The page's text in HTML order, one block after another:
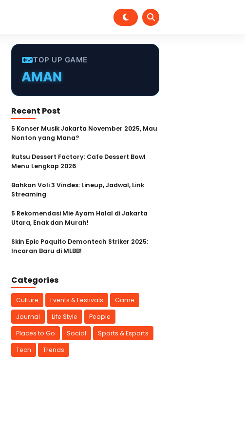
TOP UP GAME
MURAH
TERPERCAYA
INSTANT
CEPAT
AMAN
Recent Post
5 Konser Musik Jakarta November 2025, Mau
Nonton yang Mana?
Rutsu Dessert Factory: Cafe Dessert Bowl
Menu Lengkap 2026
Bahkan Voli 3 Vindes: Lineup, Jadwal, Link
Streaming
5 Rekomendasi Mie Ayam Halal di Jakarta
Utara, Enak dan Murah!
Skin Epic Paquito Demontech Striker 2025:
Incaran Baru di MLBB!
Categories
Culture Events & Festivals
Game
Journal
Life Style
People
Places to Go
Social
Sports & Esports
Tech
Trends